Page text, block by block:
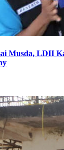
Musda, LDII